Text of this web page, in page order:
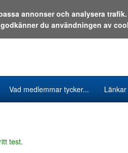
Vad medlemmar tycker...
test.
annonser och analysera
du användningen av